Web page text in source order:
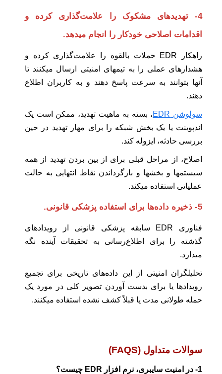
4- تهدیدهای مشکوک را علامت‌گذاری کرده و
اقدامات اصلاحی خودکار را انجام میدهد.
راهکار EDR حملات بالقوه را علامت‌گذاری کرده و
هشدارهای عملی را به تیمهای امنیتی ارسال میکنند تا
آنها بتوانند به سرعت پاسخ دهند و به کاربران اطلاع
دهند.
سولوشن EDR
، بسته به ماهیت تهدید، ممکن است یک
اندپوینت یا یک بخش شبکه را برای مهار تهدید در حین
بررسی حادثه، ایزوله کند.
اصلاح، از مراحل قبلی برای از بین بردن تهدید از همه
سیستمها و بخشها و بازگرداندن نقاط انتهایی به حالت
عملیاتی استفاده میکند.
5- ذخیره داده‌ها برای استفاده پزشکی قانونی.
فناوری EDR سابقه پزشکی قانونی از رویدادهای
گذشته را برای اطلاع‌رسانی به تحقیقات آینده نگه
میدارد.
تحلیلگران امنیتی از این داده‌های تاریخی برای تجمیع
رویدادها یا برای بدست آوردن تصویر کلی در مورد یک
حمله طولانی مدت یا قبلاً کشف نشده استفاده میکنند.
سوالات متداول (FAQS)
1- در امنیت سایبری، نرم افزار EDR چیست؟